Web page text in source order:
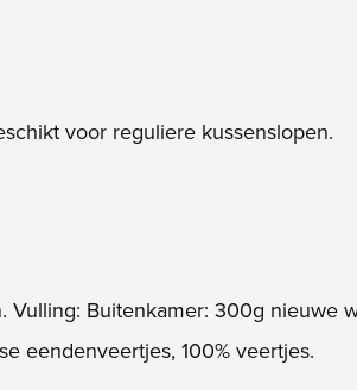
voor reguliere kussenslopen.
Vulling: Buitenkamer: 300g
eendenveertjes, 100% veertjes.